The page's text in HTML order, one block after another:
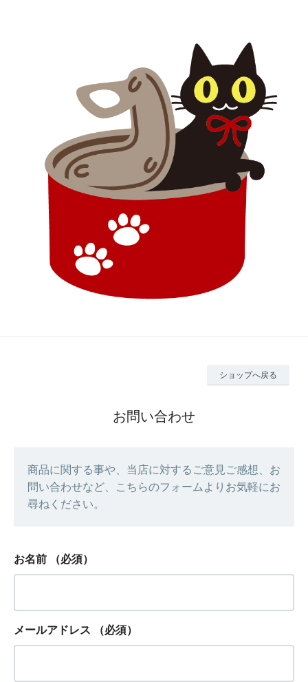
ショップへ戻る
お問い合わせ
商品に関する事や、当店に対するご意見ご感想、お
問い合わせなど、こちらのフォームよりお気軽にお
尋ねください。
お名前 （必須）
メールアドレス （必須）